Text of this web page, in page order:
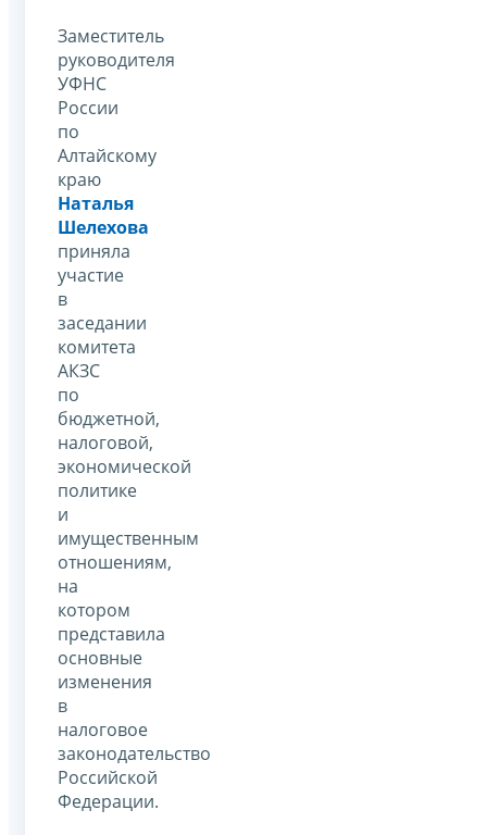
Заместитель
руководителя
УФНС
России
по
Алтайскому
краю
Наталья
Шелехова
приняла
участие
в
заседании
комитета
АКЗС
по
бюджетной,
налоговой,
экономической
политике
и
имущественным
отношениям,
на
котором
представила
основные
изменения
в
налоговое
законодательство
Российской
Федерации.